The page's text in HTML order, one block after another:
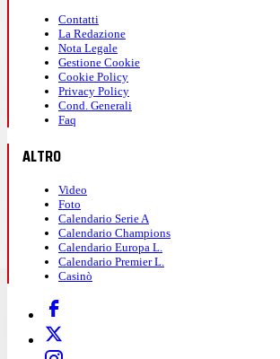
Contatti
La Redazione
Nota Legale
Gestione Cookie
Cookie Policy
Privacy Policy
Cond. Generali
Faq
ALTRO
Video
Foto
Calendario Serie A
Calendario Champions
Calendario Europa L.
Calendario Premier L.
Casinò